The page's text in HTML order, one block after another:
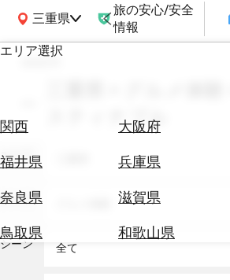
三重県
関西広域MAP
旅の安心/安全
情報
エリア選択
関西 大阪府
福井県
兵庫県
奈良県
滋賀県
鳥取県
和歌山県
エ
券
テ
を
search
三重県 × グルメ体
スティナブル
エリア
テーマ
シーン 全て